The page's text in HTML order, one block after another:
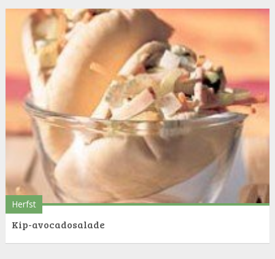
Herfst
Kip-avocadosalade